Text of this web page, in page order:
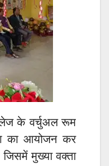
के वर्चुअल रूम
का आयोजन कर
जिसमें मुख्या वक्ता